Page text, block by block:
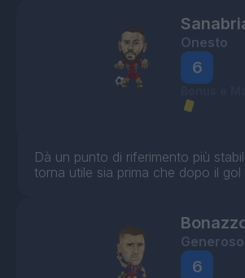
Onesto
6
Dà un punto di riferimento più
torna utile sia prima che dopo il gol
Generoso
6